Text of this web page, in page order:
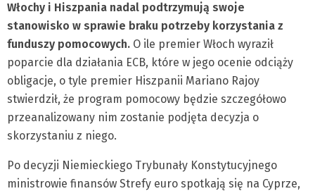
Włochy i Hiszpania nadal podtrzymują swoje
stanowisko w sprawie braku potrzeby korzystania z
funduszy pomocowych. O ile premier Włoch wyraził
poparcie dla działania ECB, które w jego ocenie odciąży
obligacje, o tyle premier Hiszpanii Mariano Rajoy
stwierdził, że program pomocowy będzie szczegółowo
przeanalizowany nim zostanie podjęta decyzja o
skorzystaniu z niego.
Po decyzji Niemieckiego Trybunały Konstytucyjnego
ministrowie finansów Strefy euro spotkają się na Cyprze,